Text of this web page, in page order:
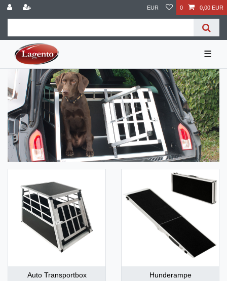
EUR 0 0,00 EUR
☰
Auto Transportbox Hunderampe